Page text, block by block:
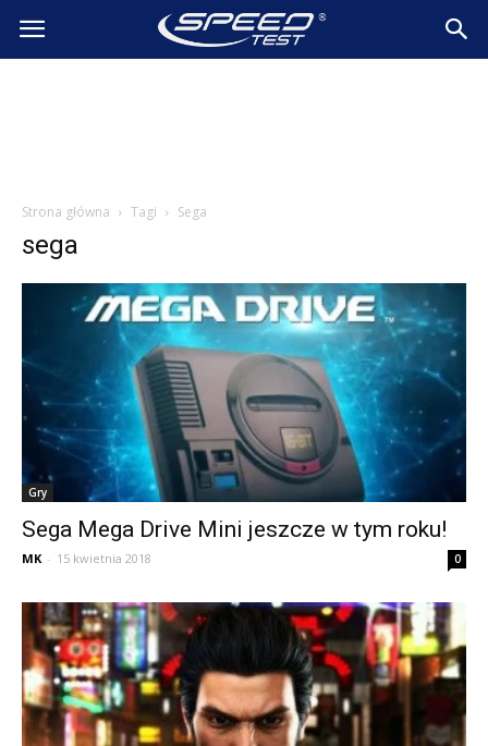
SpeedTest.pl
Strona główna Tagi Sega
sega
Gry
Sega Mega Drive Mini jeszcze w tym roku!
MK - 15 kwietnia 2018 0